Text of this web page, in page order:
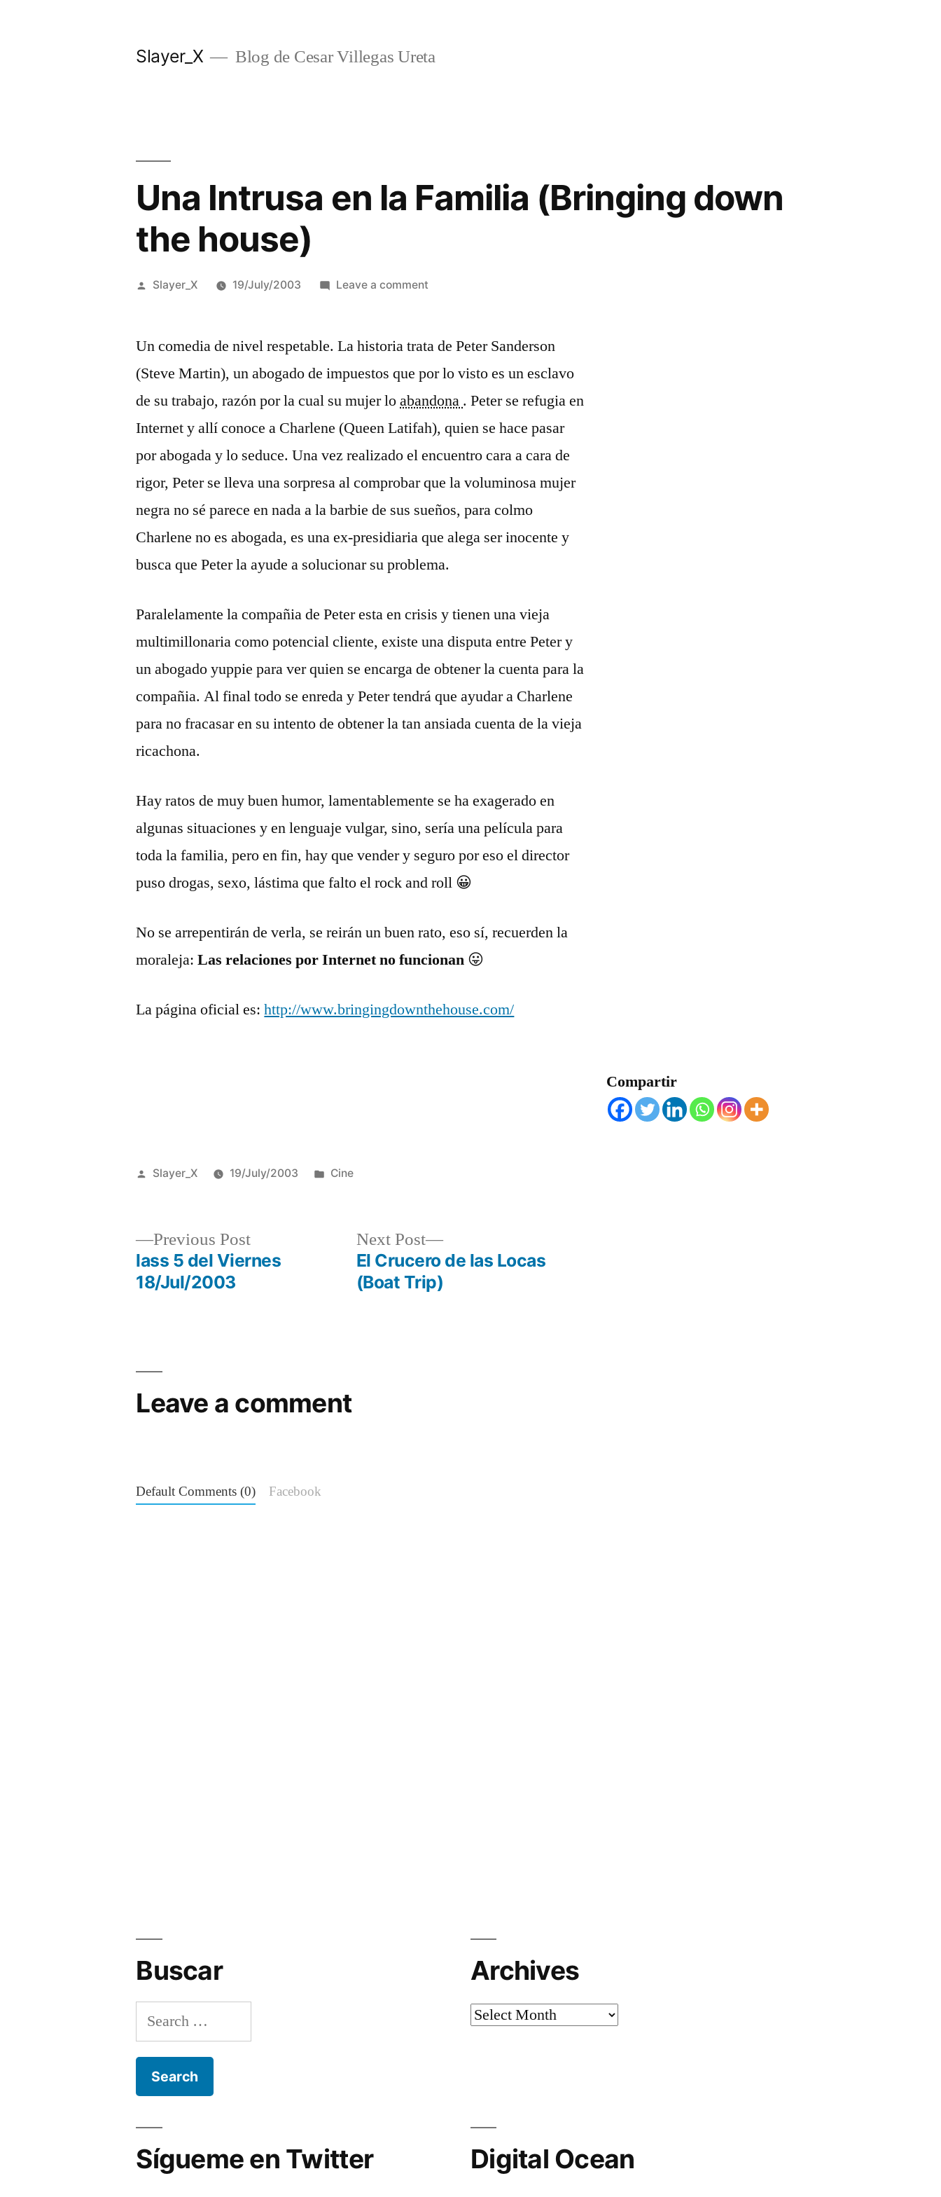
Slayer_X Blog de Cesar Villegas Ureta
Una Intrusa en la Familia (Bringing down
the house)
Posted
Slayer_X 19/July/2003 Leave a commenton
en
Familia
(Bringing
down
the
house)
Un comedia de nivel respetable. La historia trata de Peter Sanderson
(Steve Martin), un abogado de impuestos que por lo visto es un esclavo
de su trabajo, razón por la cual su mujer loabandona . Peter se refugia en
Internet y allí conoce a Charlene (Queen Latifah), quien se hace pasar
por abogada y lo seduce. Una vez realizado el encuentro cara a cara de
rigor, Peter se lleva una sorpresa al comprobar que la voluminosa mujer
negra no sé parece en nada a la barbie de sus sueños, para colmo
Charlene no es abogada, es una ex-presidiaria que alega ser inocente y
busca que Peter la ayude a solucionar su problema.
Paralelamente la compañia de Peter esta en crisis y tienen una vieja
multimillonaria como potencial cliente, existe una disputa entre Peter y
un abogado yuppie para ver quien se encarga de obtener la cuenta para la
compañia. Al final todo se enreda y Peter tendrá que ayudar a Charlene
para no fracasar en su intento de obtener la tan ansiada cuenta de la vieja
ricachona.
Hay ratos de muy buen humor, lamentablemente se ha exagerado en
algunas situaciones y en lenguaje vulgar, sino, sería una película para
toda la familia, pero en fin, hay que vender y seguro por eso el director
puso drogas, sexo, lástima que falto el rock and roll 😀
No se arrepentirán de verla, se reirán un buen rato, eso sí, recuerden la
moraleja:Las relaciones por Internet no funcionan 😛
La página oficial es:http://www.bringingdownthehouse.com/
Compartir
Posted
Slayer_X 19/July/2003
Posted
Cine
Previous PostPrevious
post:
lass 5 del Viernes
18/Jul/2003
Next Post
Next
post:
El Crucero de las Locas
(Boat Trip)
Leave a comment
Default Comments (0) Facebook
Buscar
Search
for:
Archives
Archives
Sígueme en Twitter Digital Ocean